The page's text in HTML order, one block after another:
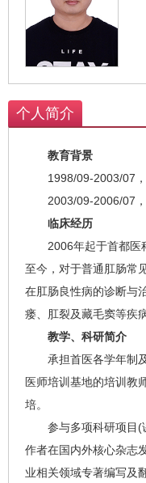
个人简介
教育背景
1998/09-2003/07，
2003/09-2006/07，
临床经历
2006年起于首都医
至今，对于普通肛肠常
在肛肠良性病的诊断与
瘘、肛裂及藏毛窦等疾
教学、科研简介
承担首医各学年制及
医师培训基地的培训教
培。
参与多项科研项目(
作者在国内外核心杂志
业相关领域专著编写及